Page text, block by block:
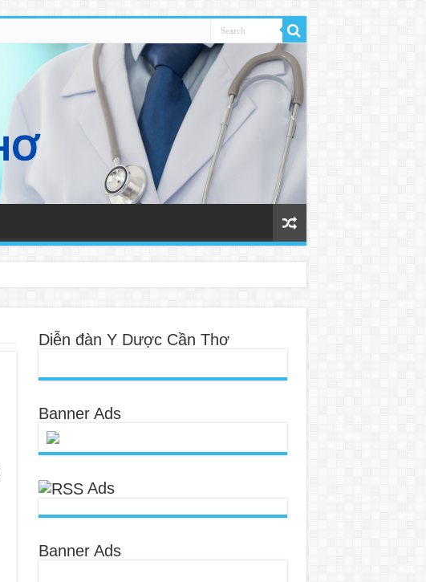
Diễn đàn Y Dược Cần Thơ
Banner Ads
Ads
Banner Ads